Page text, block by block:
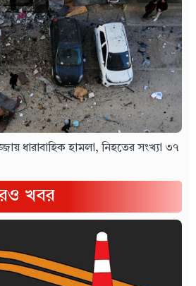
ধারাবাহিক হামলা, নিহতের সংখ্যা ৩৭
খবর